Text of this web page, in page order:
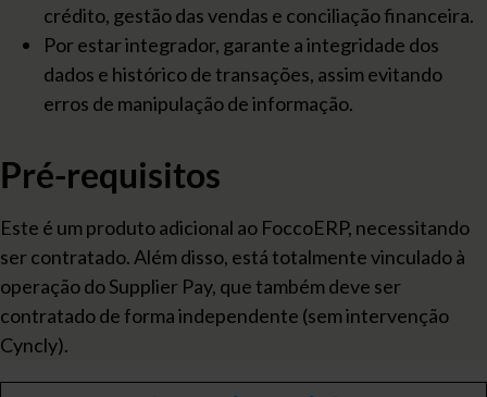
crédito, gestão das vendas e conciliação financeira.
Por estar integrador, garante a integridade dos
dados e histórico de transações, assim evitando
erros de manipulação de informação.
Pré-requisitos
Este é um produto adicional ao FoccoERP, necessitando
ser contratado. Além disso, está totalmente vinculado à
operação do Supplier Pay, que também deve ser
contratado de forma independente (sem intervenção
Cyncly).